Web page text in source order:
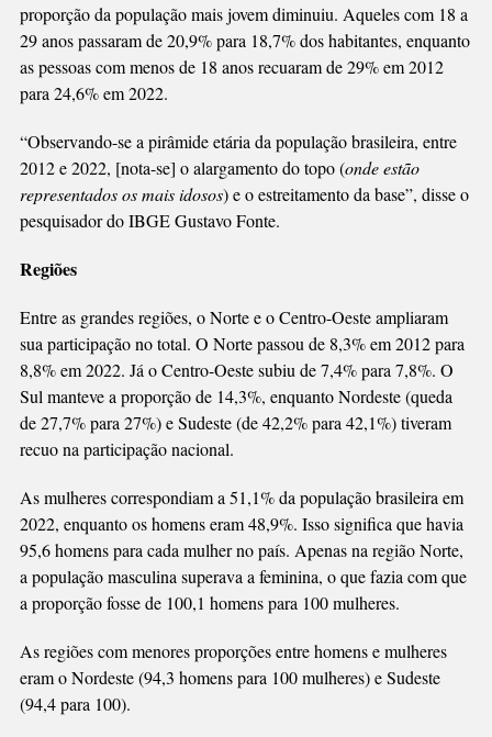
proporção da população mais jovem diminuiu. Aqueles com 18 a
29 anos passaram de 20,9% para 18,7% dos habitantes, enquanto
as pessoas com menos de 18 anos recuaram de 29% em 2012
para 24,6% em 2022.
“Observando-se a pirâmide etária da população brasileira, entre
2012 e 2022, [nota-se] o alargamento do topo (onde estão
representados os mais idosos) e o estreitamento da base”, disse o
pesquisador do IBGE Gustavo Fonte.
Regiões
Entre as grandes regiões, o Norte e o Centro-Oeste ampliaram
sua participação no total. O Norte passou de 8,3% em 2012 para
8,8% em 2022. Já o Centro-Oeste subiu de 7,4% para 7,8%. O
Sul manteve a proporção de 14,3%, enquanto Nordeste (queda
de 27,7% para 27%) e Sudeste (de 42,2% para 42,1%) tiveram
recuo na participação nacional.
As mulheres correspondiam a 51,1% da população brasileira em
2022, enquanto os homens eram 48,9%. Isso significa que havia
95,6 homens para cada mulher no país. Apenas na região Norte,
a população masculina superava a feminina, o que fazia com que
a proporção fosse de 100,1 homens para 100 mulheres.
As regiões com menores proporções entre homens e mulheres
eram o Nordeste (94,3 homens para 100 mulheres) e Sudeste
(94,4 para 100).